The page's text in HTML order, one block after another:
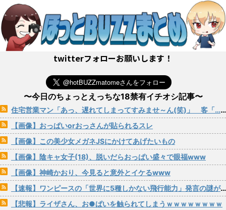
twitterフォローお願いします！
〜今日のちょっとえっちな18禁有イチオシ記事〜
住宅営業マン「あっ、遅れてしまってすみませ～ん(笑)」 客「…今日、契約日ですよね？」→こうなるwww
【画像】おっぱいorおっさんが貼られるスレ
【画像】この美少女メガネJSにかけてあげたいもの
【画像】陰キャ女子(18)、脱いだらおっぱい盛々で眼福www
【画像】神崎かおり、今見ると意外とイケるwww
【速報】ワンピースの「世界に5種しかない飛行能力」発言の謎が解けるWWW
【悲報】ライザさん、お●ぱいを触られてしまうｗｗｗｗｗｗｗｗ